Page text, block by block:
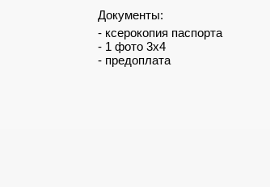
Документы:
- ксерокопия паспорта
- 1 фото 3х4
- предоплата